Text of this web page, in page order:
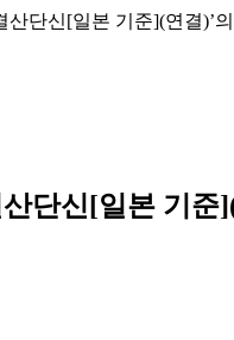
산단신[일본 기준](연결)’
산단신[일본 기